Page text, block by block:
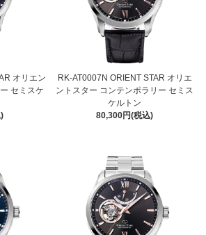
オリエン
セミスケ
RK-AT0007N ORIENT STAR オリエ
ントスター コンテンポラリー セミス
ケルトン
80,300円(税込)